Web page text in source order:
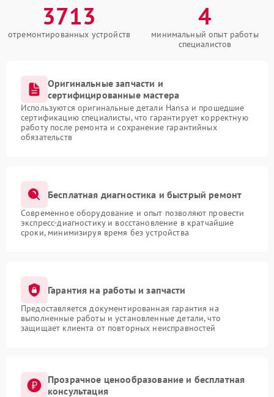
3713
отремонтированных устройств
4
минимальный опыт работы
специалистов
Оригинальные запчасти и
сертифицированные мастера
Используются оригинальные детали Hansa и прошедшие
сертификацию специалисты, что гарантирует корректную
работу после ремонта и сохранение гарантийных
обязательств
Бесплатная диагностика и быстрый ремонт
Современное оборудование и опыт позволяют провести
экспресс-диагностику и восстановление в кратчайшие
сроки, минимизируя время без устройства
Гарантия на работы и запчасти
Предоставляется документированная гарантия на
выполненные работы и установленные детали, что
защищает клиента от повторных неисправностей
Прозрачное ценообразование и бесплатная
консультация